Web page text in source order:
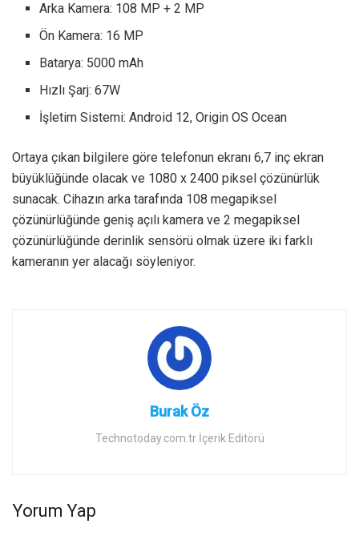
Arka Kamera: 108 MP + 2 MP
Ön Kamera: 16 MP
Batarya: 5000 mAh
Hızlı Şarj: 67W
İşletim Sistemi: Android 12, Origin OS Ocean
Ortaya çıkan bilgilere göre telefonun ekranı 6,7 inç ekran
büyüklüğünde olacak ve 1080 x 2400 piksel çözünürlük
sunacak. Cihazın arka tarafında 108 megapiksel
çözünürlüğünde geniş açılı kamera ve 2 megapiksel
çözünürlüğünde derinlik sensörü olmak üzere iki farklı
kameranın yer alacağı söyleniyor.
Burak Öz
Technotoday.com.tr İçerik Editörü
Yorum Yap